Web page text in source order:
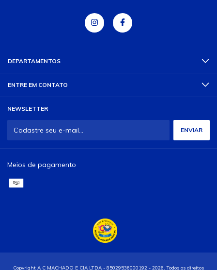
DEPARTAMENTOS
ENTRE EM CONTATO
NEWSLETTER
Meios de pagamento
Copyright A C MACHADO E CIA LTDA - 85029536000192 - 2026. Todos os direitos